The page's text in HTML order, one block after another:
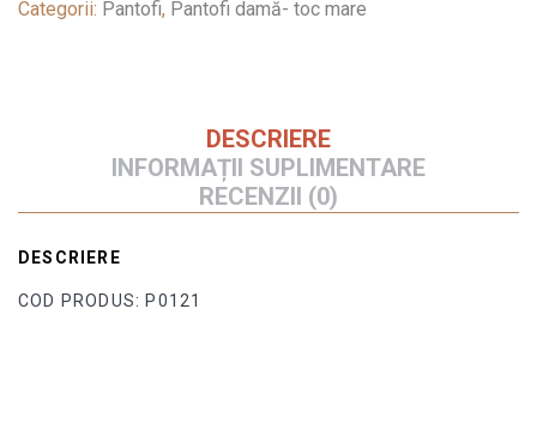
Categorii: Pantofi, Pantofi damă- toc mare
DESCRIERE
INFORMAȚII SUPLIMENTARE
RECENZII (0)
DESCRIERE
COD PRODUS: P0121